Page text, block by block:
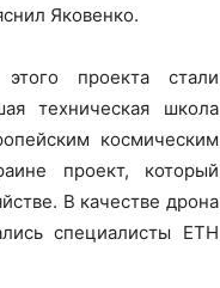
Яковенко.
проекта стали
техническая школа
космическим
проект, который
В качестве дрона
специалисты ETH